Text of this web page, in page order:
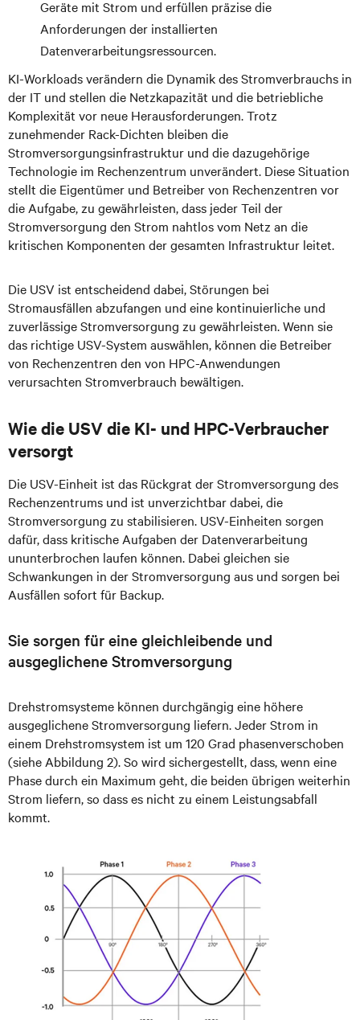
Geräte mit Strom und erfüllen präzise die
Anforderungen der installierten
Datenverarbeitungsressourcen.
KI-Workloads verändern die Dynamik des Stromverbrauchs in
der IT und stellen die Netzkapazität und die betriebliche
Komplexität vor neue Herausforderungen. Trotz
zunehmender Rack-Dichten bleiben die
Stromversorgungsinfrastruktur und die dazugehörige
Technologie im Rechenzentrum unverändert. Diese Situation
stellt die Eigentümer und Betreiber von Rechenzentren vor
die Aufgabe, zu gewährleisten, dass jeder Teil der
Stromversorgung den Strom nahtlos vom Netz an die
kritischen Komponenten der gesamten Infrastruktur leitet.
Die USV ist entscheidend dabei, Störungen bei
Stromausfällen abzufangen und eine kontinuierliche und
zuverlässige Stromversorgung zu gewährleisten. Wenn sie
das richtige USV-System auswählen, können die Betreiber
von Rechenzentren den von HPC-Anwendungen
verursachten Stromverbrauch bewältigen.
Wie die USV die KI- und HPC-Verbraucher
versorgt
Die USV-Einheit ist das Rückgrat der Stromversorgung des
Rechenzentrums und ist unverzichtbar dabei, die
Stromversorgung zu stabilisieren. USV-Einheiten sorgen
dafür, dass kritische Aufgaben der Datenverarbeitung
ununterbrochen laufen können. Dabei gleichen sie
Schwankungen in der Stromversorgung aus und sorgen bei
Ausfällen sofort für Backup.
Sie sorgen für eine gleichleibende und
ausgeglichene Stromversorgung
Drehstromsysteme können durchgängig eine höhere
ausgeglichene Stromversorgung liefern. Jeder Strom in
einem Drehstromsystem ist um 120 Grad phasenverschoben
(siehe Abbildung 2). So wird sichergestellt, dass, wenn eine
Phase durch ein Maximum geht, die beiden übrigen weiterhin
Strom liefern, so dass es nicht zu einem Leistungsabfall
kommt.